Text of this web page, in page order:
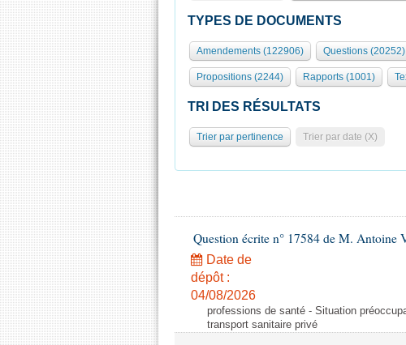
TYPES DE DOCUMENTS
Amendements (122906) Questions (20252)
Propositions (2244) Rapports (1001)
TRI DES RÉSULTATS
Trier par pertinence Trier par date (X)
Question écrite n° 17584 de M. Antoine
Date de
dépôt :
04/08/2026
professions de santé - Situation
transport sanitaire privé